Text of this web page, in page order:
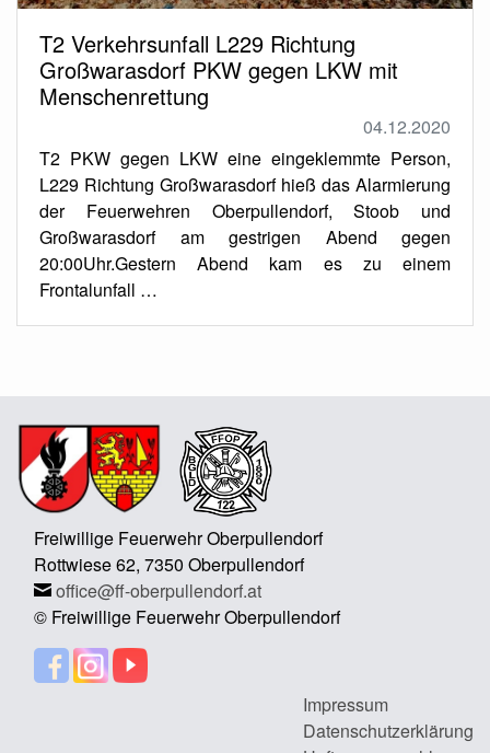
T2 Verkehrsunfall L229 Richtung
Großwarasdorf PKW gegen LKW mit
Menschenrettung
04.12.2020
T2 PKW gegen LKW eine eingeklemmte Person,
L229 Richtung Großwarasdorf hieß das Alarmierung
der Feuerwehren Oberpullendorf, Stoob und
Großwarasdorf am gestrigen Abend gegen
20:00Uhr.Gestern Abend kam es zu einem
Frontalunfall …
Freiwillige Feuerwehr Oberpullendorf
Rottwiese 62, 7350 Oberpullendorf
office@ff-oberpullendorf.at
© Freiwillige Feuerwehr Oberpullendorf
Impressum
Datenschutzerklärung